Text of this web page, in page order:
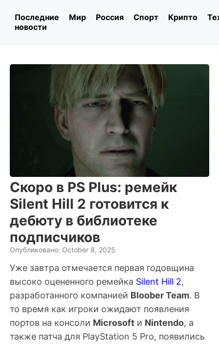
Последние
новости
Мир Россия Спорт Крипто
Скоро в PS Plus: ремейк
Silent Hill 2 готовится к
дебюту в библиотеке
подписчиков
Опубликовано: October 8, 2025
Уже завтра отмечается первая годовщина
высоко оцененного ремейка Silent Hill 2,
разработанного компанией Bloober Team. В
то время как игроки ожидают появления
портов на консоли Microsoft и Nintendo, а
также патча для PlayStation 5 Pro, появились